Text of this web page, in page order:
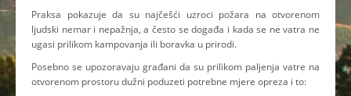
Praksa pokazuje da su najčešći uzroci požara na otvorenom
ljudski nemar i nepažnja, a često se događa i kada se ne vatra ne
ugasi prilikom kampovanja ili boravka u prirodi.
Posebno se upozoravaju građani da su prilikom paljenja vatre na
otvorenom prostoru dužni poduzeti potrebne mjere opreza i to: